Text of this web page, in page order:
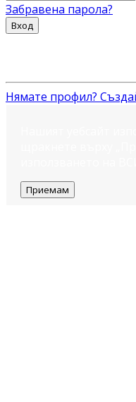
Забравена парола?
Вход
Нямате профил?
Приемам